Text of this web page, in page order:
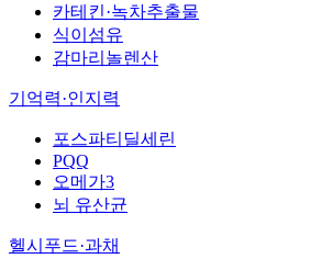
카테킨·녹차추출물
식이섬유
감마리놀렌산
기억력·인지력
포스파티딜세린
PQQ
오메가3
뇌 유산균
헬시푸드·과채